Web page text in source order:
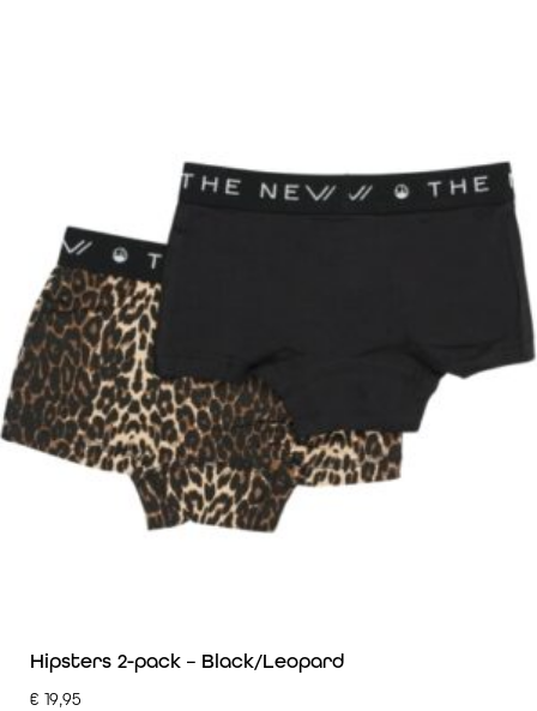
Hipsters 2-pack – Black/Leopard
€ 19,95